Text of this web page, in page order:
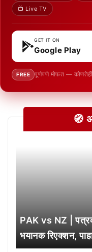
📺 Live TV
GET IT ON
Google Play
FREE पूर्णपणे मोफत —
🧭
PAK vs NZ |
भयानक रिएक्शन,